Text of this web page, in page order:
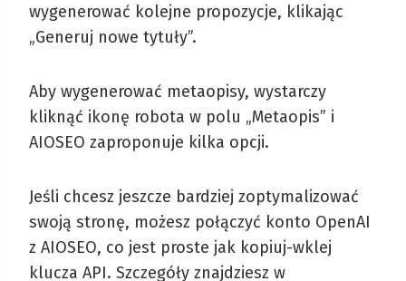
wygenerować kolejne propozycje, klikając
„Generuj nowe tytuły”.
Aby wygenerować metaopisy, wystarczy
kliknąć ikonę robota w polu „Metaopis” i
AIOSEO zaproponuje kilka opcji.
Jeśli chcesz jeszcze bardziej zoptymalizować
swoją stronę, możesz połączyć konto OpenAI
z AIOSEO, co jest proste jak kopiuj-wklej
klucza API. Szczegóły znajdziesz w